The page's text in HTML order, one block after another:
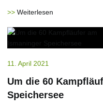
Weiterlesen
11. April 2021
Um die 60
Speichersee